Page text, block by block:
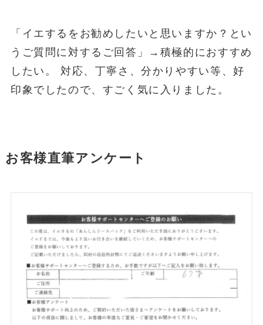
「イエするをお勧めしたいと思いますか？とい
うご質問に対するご回答」→積極的におすすめ
したい。 対応、丁寧さ、分かりやすい等、好
印象でしたので、すごく気に入りました。
お客様直筆アンケート